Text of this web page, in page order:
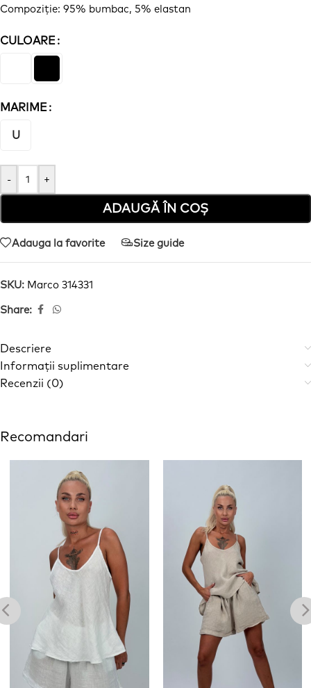
Compoziție: 95% bumbac, 5% elastan
CULOARE
MARIME
U
- +
ADAUGĂ ÎN COȘ
Adauga la favorite Size guide
SKU: Marco 314331
Share:
Descriere
Informații suplimentare
Recenzii (0)
Recomandari